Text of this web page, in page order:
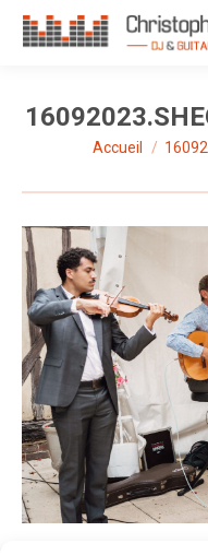
Vous êtes ici :
Accueil